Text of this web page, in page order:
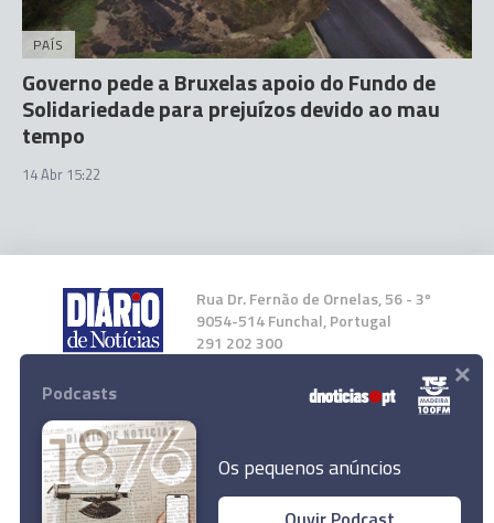
Governo tem razões para acreditar que uso da
PAÍS
Governo pede a Bruxelas apoio do Fundo de
Solidariedade para prejuízos devido ao mau
tempo
14 Abr 15:22
Rua Dr. Fernão de Ornelas, 56 - 3º
9054-514 Funchal, Portugal
291 202 300
Instale a nossa App
Podcasts
Os pequenos anúncios
×